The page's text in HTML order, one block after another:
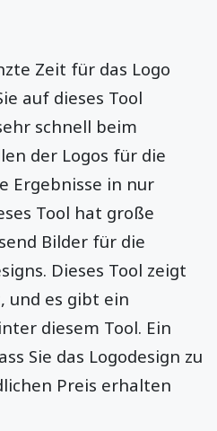
Zeit für das Logo
auf dieses Tool
schnell beim
der Logos für die
Ergebnisse in nur
Tool hat große
Bilder für die
Dieses Tool zeigt
und es gibt ein
diesem Tool. Ein
Sie das Logodesign zu
Preis erhalten